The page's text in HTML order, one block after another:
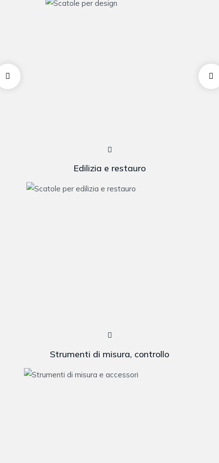
Edilizia e restauro
Strumenti di misura, controllo